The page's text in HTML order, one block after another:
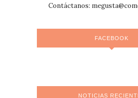
Contáctanos:
FACEBOOK
NOTICIAS